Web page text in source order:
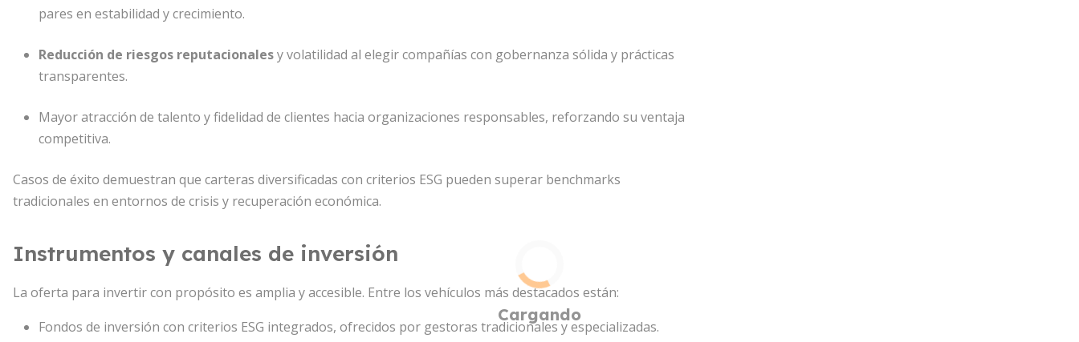
pares en estabilidad y crecimiento.
Reducción de riesgos reputacionalesy volatilidad al elegir compañías con gobernanza sólida y prácticas
transparentes.
Mayor atracción de talento y fidelidad de clientes hacia organizaciones responsables, reforzando su ventaja
competitiva.
Casos de éxito demuestran que carteras diversificadas con criterios ESG pueden superar benchmarks
tradicionales en entornos de crisis y recuperación económica.
Instrumentos y canales de inversión
La oferta para invertir con propósito es amplia y accesible. Entre los vehículos más destacados están:
Fondos de inversión con criterios ESG integrados, ofrecidos por gestoras tradicionales y especializadas.